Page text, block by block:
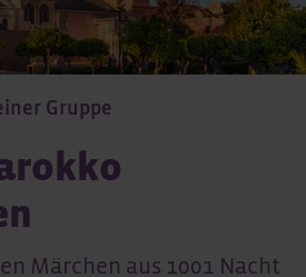
Gruppe
Märchen aus 1001 Nacht